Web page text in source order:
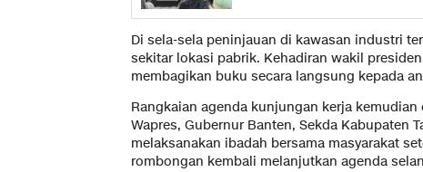
Di sela-sela peninjauan di kawasan industri
sekitar lokasi pabrik. Kehadiran wakil
membagikan buku secara langsung kepada
Rangkaian agenda kunjungan kerja
Wapres, Gubernur Banten, Sekda Kabupaten
melaksanakan ibadah bersama masyarakat
rombongan kembali melanjutkan agenda